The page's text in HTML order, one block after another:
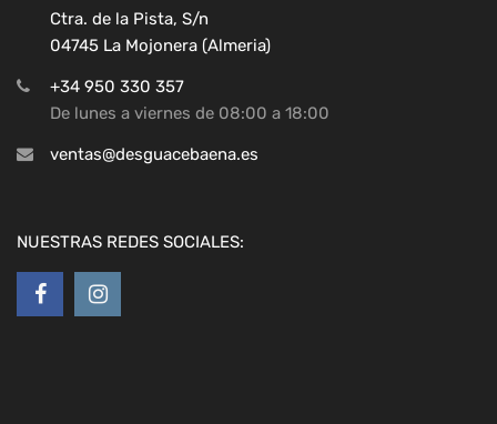
Ctra. de la Pista, S/n
04745 La Mojonera (Almeria)
+34 950 330 357
De lunes a viernes de 08:00 a 18:00
ventas@desguacebaena.es
NUESTRAS REDES SOCIALES: